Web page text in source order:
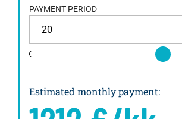
PAYMENT PERIOD
Estimated monthly payment: